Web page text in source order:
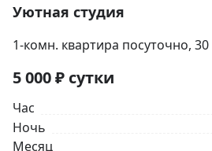
1
25
Уютная студия
1-комн. квартира посуточно, 30
5 000₽ сутки
Час
Ночь
Месяц